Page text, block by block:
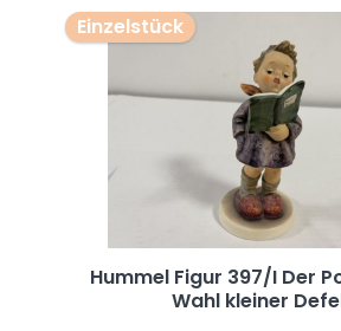
Einzelstück
Hummel Figur 397/I Der
Wahl kleiner